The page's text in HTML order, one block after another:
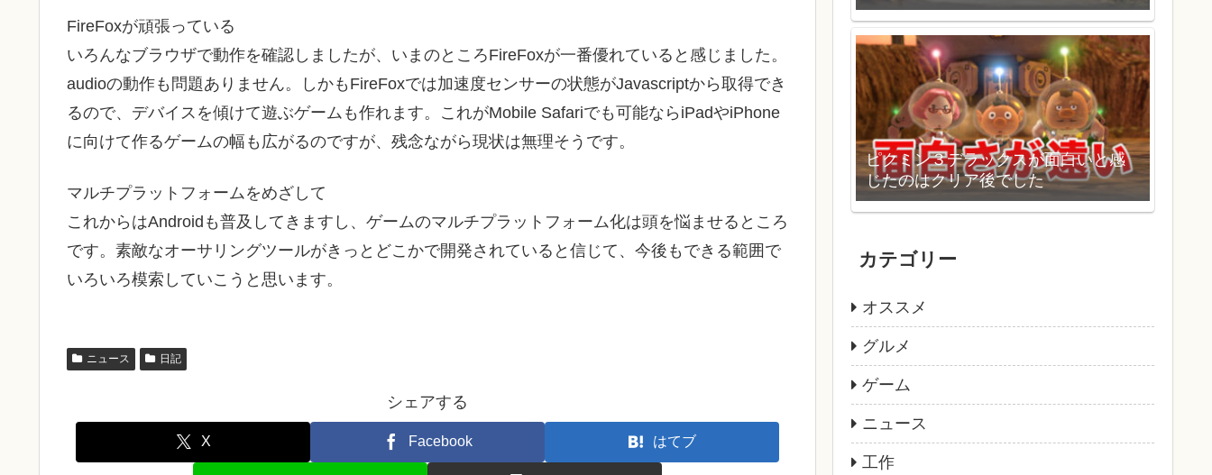
FireFoxが頑張っている
いろんなブラウザで動作を確認しましたが、いまのところFireFoxが一番優れていると感じました。
audioの動作も問題ありません。しかもFireFoxでは加速度センサーの状態がJavascriptから取得でき
るので、デバイスを傾けて遊ぶゲームも作れます。これがMobile Safariでも可能ならiPadやiPhone
に向けて作るゲームの幅も広がるのですが、残念ながら現状は無理そうです。
マルチプラットフォームをめざして
これからはAndroidも普及してきますし、ゲームのマルチプラットフォーム化は頭を悩ませるところ
です。素敵なオーサリングツールがきっとどこかで開発されていると信じて、今後もできる範囲で
いろいろ模索していこうと思います。
ニュース 日記
シェアする
X Facebook はてブ
いなる円環」を買いました。
ピクミン３デラックスが面白いと感
じたのはクリア後でした
カテゴリー
オススメ
グルメ
ゲーム
ニュース
工作